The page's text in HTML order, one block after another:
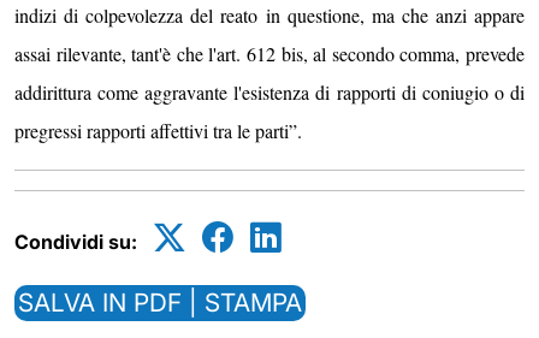
indizi di colpevolezza del reato in questione, ma che anzi appare
assai rilevante, tant'è che l'art. 612 bis, al secondo comma, prevede
addirittura come aggravante l'esistenza di rapporti di coniugio o di
pregressi rapporti affettivi tra le parti”.
Condividi su:
SALVA IN PDF | STAMPA